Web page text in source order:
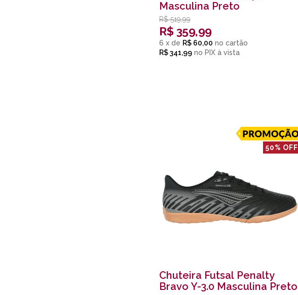
Masculina Preto
R$ 519,99
R$ 359,99
6 x de R$ 60,00
R$ 341,99 no PIX
50% OFF
Chuteira Futsal Penalty
Bravo Y-3.0 Masculina Preto